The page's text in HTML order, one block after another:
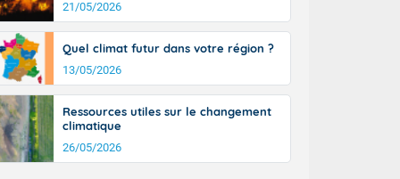
les
l'après-
général, 14
il fait
30 à 35
21/05/2026
Quel climat futur dans votre région ?
13/05/2026
Ressources utiles sur le changement
climatique
26/05/2026